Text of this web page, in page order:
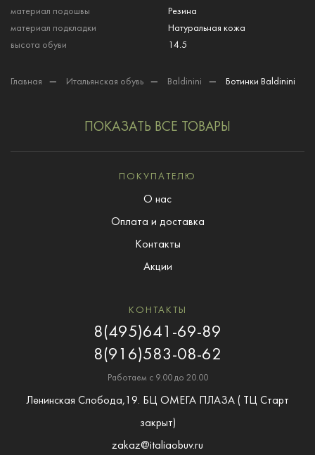
материал подошвы
Резина
материал подкладки
Натуральная кожа
высота обуви
14.5
Главная — Итальянская обувь — Baldinini — Ботинки Baldinini
ПОКАЗАТЬ ВСЕ ТОВАРЫ
ПОКУПАТЕЛЮ
О нас
Оплата и доставка
Контакты
Акции
КОНТАКТЫ
8(495)641-69-89
8(916)583-08-62
Работаем с 9.00 до 20.00
Ленинская Слобода,19. БЦ ОМЕГА ПЛАЗА ( ТЦ Старт
закрыт)
zakaz@italiaobuv.ru